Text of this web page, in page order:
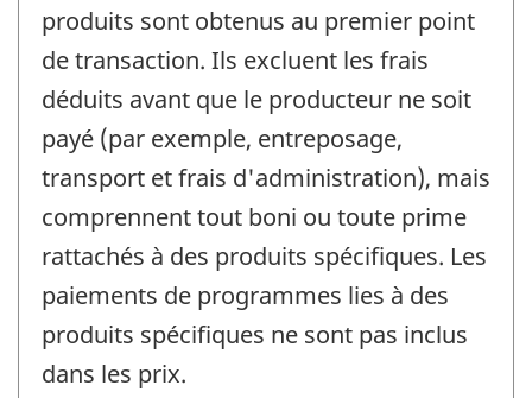
produits sont obtenus au premier point
de transaction. Ils excluent les frais
déduits avant que le producteur ne soit
payé (par exemple, entreposage,
transport et frais d'administration), mais
comprennent tout boni ou toute prime
rattachés à des produits spécifiques. Les
paiements de programmes lies à des
produits spécifiques ne sont pas inclus
dans les prix.